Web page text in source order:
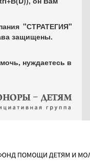
"СТРАТЕГИЯ"
защищены.
нуждаетесь в